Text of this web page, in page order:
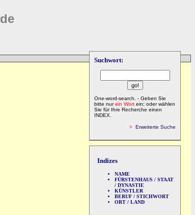
de
Suchwort:
One-word-search. - Geben Sie
bitte nurein Wort ein; oder wählen
Sie für Ihre Recherche einen
INDEX.
> Erweiterte Suche
Indizes
NAME
FÜRSTENHAUS / STAAT
/ DYNASTIE
KÜNSTLER
BERUF / STICHWORT
ORT / LAND